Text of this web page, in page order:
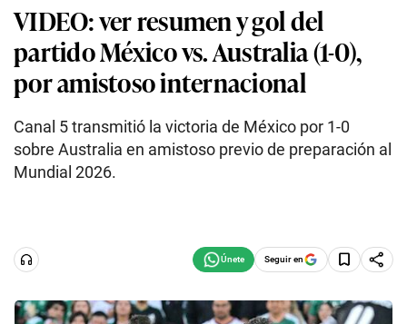
VIDEO: ver resumen y gol del
partido México vs. Australia (1-0),
por amistoso internacional
Canal 5 transmitió la victoria de México por 1-0
sobre Australia en amistoso previo de preparación al
Mundial 2026.
Seguir en